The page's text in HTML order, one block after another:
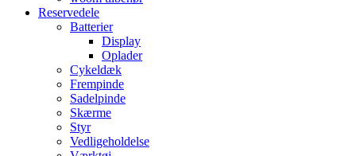
Reservedele
Batterier
Display
Oplader
Cykeldæk
Frempinde
Sadelpinde
Skærme
Styr
Vedligeholdelse